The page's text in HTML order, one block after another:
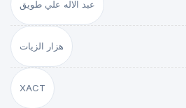
عبد الاله علي طويق
هزار الزيات
XACT